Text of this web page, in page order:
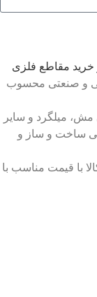
و صنعتی محسوب
مش، میلگرد و سایر
ساخت و ساز و
با قیمت مناسب با